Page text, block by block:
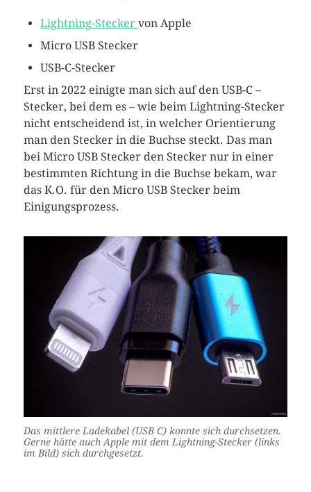
Lightning-Stecker von Apple
Micro USB Stecker
USB-C-Stecker
Erst in 2022 einigte man sich auf den USB-C –
Stecker, bei dem es – wie beim Lightning-Stecker
nicht entscheidend ist, in welcher Orientierung
man den Stecker in die Buchse steckt. Das man
bei Micro USB Stecker den Stecker nur in einer
bestimmten Richtung in die Buchse bekam, war
das K.O. für den Micro USB Stecker beim
Einigungsprozess.
Das mittlere Ladekabel (USB C) konnte sich durchsetzen.
Gerne hätte auch Apple mit dem Lightning-Stecker (links
im Bild) sich durchgesetzt.